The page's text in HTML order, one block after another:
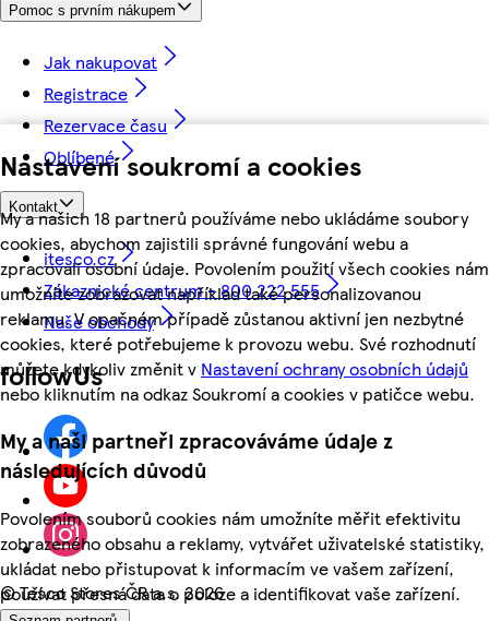
Nastavení soukromí a cookies
My a našich 18 partnerů používáme nebo ukládáme soubory
cookies, abychom zajistili správné fungování webu a
zpracovali osobní údaje. Povolením použití všech cookies nám
umožníte zobrazovat například také personalizovanou
reklamu. V opačném případě zůstanou aktivní jen nezbytné
cookies, které potřebujeme k provozu webu. Své rozhodnutí
můžete kdykoliv změnit v Nastavení ochrany osobních údajů
nebo kliknutím na odkaz Soukromí a cookies v patičce webu.
My a naši partneři zpracováváme údaje z
následujících důvodů
Povolením souborů cookies nám umožníte měřit efektivitu
zobrazeného obsahu a reklamy, vytvářet uživatelské statistiky,
ukládat nebo přistupovat k informacím ve vašem zařízení,
používat přesná data o poloze a identifikovat vaše zařízení.
Pomoc s prvním nákupem
Jak nakupovat
Registrace
Rezervace času
Oblíbené
Kontakt
itesco.cz
Zákaznické centrum - 800 222 555
Naše obchody
followUs
©Tesco Stores ČR a.s. 2026